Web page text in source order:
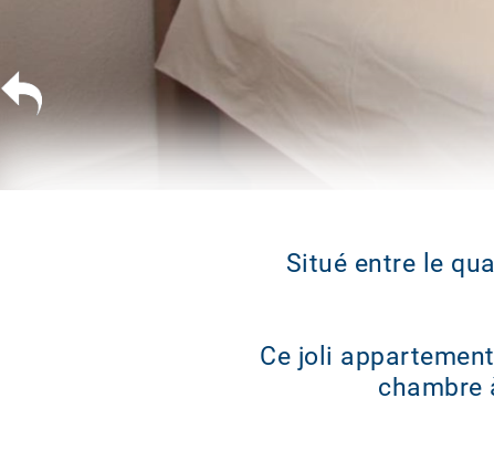
Situé entre le
Ce joli
chambre